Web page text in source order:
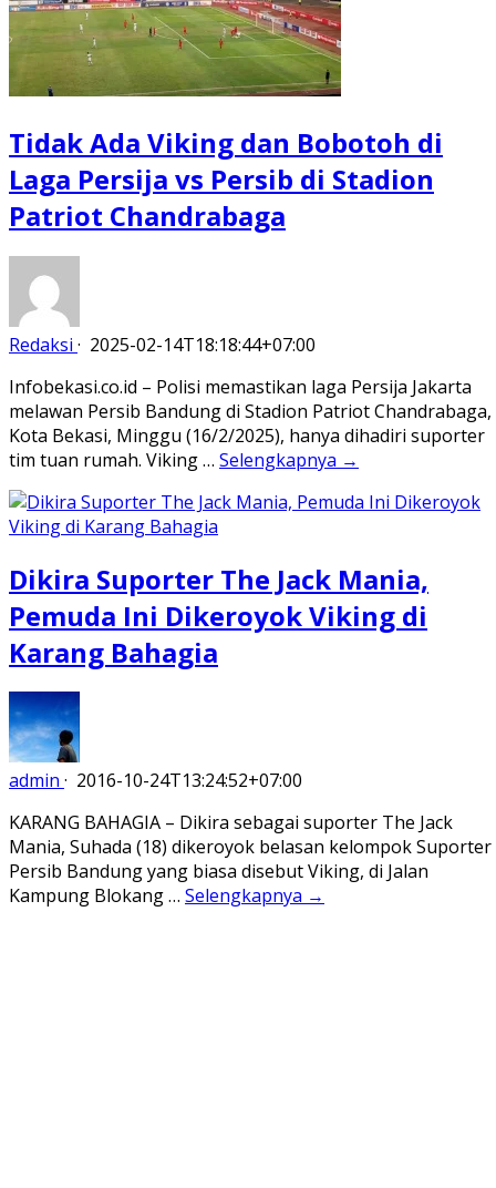
Tidak Ada Viking dan Bobotoh di
Laga Persija vs Persib di Stadion
Patriot Chandrabaga
Redaksi · 2025-02-14T18:18:44+07:00
Infobekasi.co.id – Polisi memastikan laga Persija Jakarta
melawan Persib Bandung di Stadion Patriot Chandrabaga,
Kota Bekasi, Minggu (16/2/2025), hanya dihadiri suporter
tim tuan rumah. Viking … Selengkapnya →
Dikira Suporter The Jack Mania,
Pemuda Ini Dikeroyok Viking di
Karang Bahagia
admin · 2016-10-24T13:24:52+07:00
KARANG BAHAGIA – Dikira sebagai suporter The Jack
Mania, Suhada (18) dikeroyok belasan kelompok Suporter
Persib Bandung yang biasa disebut Viking, di Jalan
Kampung Blokang … Selengkapnya →